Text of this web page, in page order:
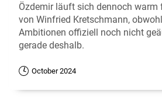
Özdemir läuft sich dennoch warm
von Winfried Kretschmann,
Ambitionen offiziell noch nicht
gerade deshalb.
October 2024